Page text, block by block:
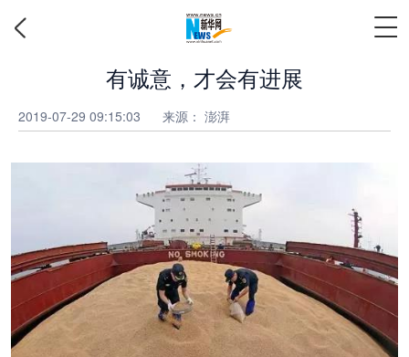
有诚意，才会有进展
2019-07-29 09:15:03 来源： 澎湃